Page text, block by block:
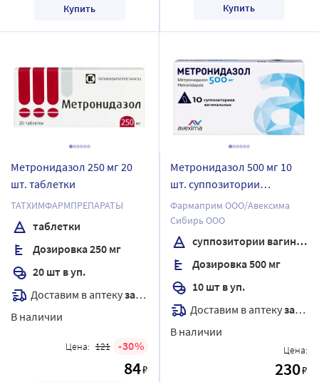
Купить Купить
Метронидазол 250 мг 20
шт. таблетки
ТАТХИМФАРМПРЕПАРАТЫ
таблетки
Дозировка 250 мг
20 шт в уп.
Доставим в аптекузавтра
В наличии
Цена: 121 30
84₽
Метронидазол 500 мг 10
шт. суппозитории
вагинальные
Фармаприм ООО/Авексима
Сибирь ООО
суппозитории вагинальные
Дозировка 500 мг
10 шт в уп.
Доставим в аптекузавтра
В наличии
Цена:
230₽